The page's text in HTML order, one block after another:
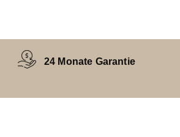
24 Monate Garantie